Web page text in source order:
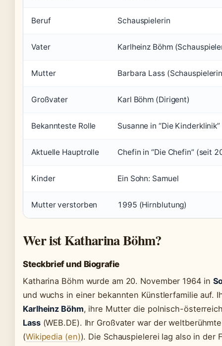
Beruf Schauspielerin
Vater Karlheinz Böhm
Mutter Barbara Lass
Großvater Karl Böhm (Dirigent)
Bekannteste Rolle Susanne in “Die
Aktuelle Hauptrolle Chefin in “Die Chefin” (seit
Kinder Ein Sohn: Samuel
Mutter verstorben 1995 (Hirnblutung)
Wer ist Katharina Böhm?
Steckbrief und Biografie
Katharina Böhm wurde am 20. November 1964 in
und wuchs in einer bekannten Künstlerfamilie auf.
Karlheinz Böhm, ihre Mutter die polnisch-
Lass(WEB.DE). Ihr Großvater war der
(Wikipedia (en)). Die Schauspielerei lag also in der